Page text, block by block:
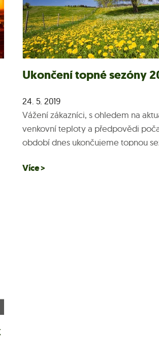
Ukončení topné sezóny
24. 5. 2019
Vážení zákazníci, s ohledem na
venkovní teploty a předpovědi
období dnes ukončujeme topnou
zahájit temperování...
Více >